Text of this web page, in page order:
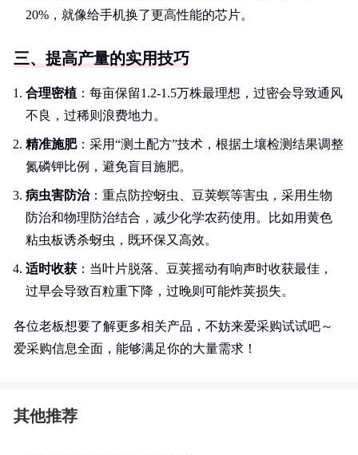
20%，就像给手机换了更高性能的芯片。
三、提高产量的实用技巧
合理密植 ：每亩保留1.2-1.5万株最理想，过密会导致通风
不良，过稀则浪费地力。
精准施肥：采用“测土配方”技术，根据土壤检测结果调整
氮磷钾比例，避免盲目施肥。
病虫害防治：重点防控蚜虫、豆荚螟等害虫，采用生物
防治和物理防治结合，减少化学农药使用。比如用黄色
粘虫板诱杀蚜虫，既环保又高效。
适时收获 ：当叶片脱落、豆荚摇动有响声时收获最佳，
过早会导致百粒重下降，过晚则可能炸荚损失。
各位老板想要了解更多相关产品，不妨来爱采购试试吧～
爱采购信息全面，能够满足你的大量需求！
其他推荐